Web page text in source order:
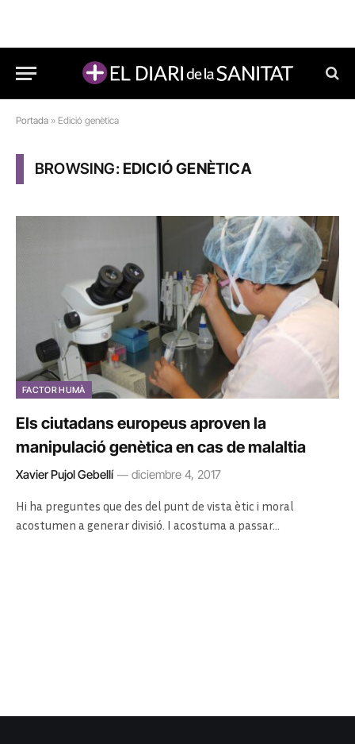
Portada » Edició genètica
BROWSING:EDICIÓ GENÈTICA
FACTOR HUMÀ
Els ciutadans europeus aproven la
manipulació genètica en cas de malaltia
Xavier Pujol Gebellí diciembre 4, 2017
Hi ha preguntes que des del punt de vista ètic i moral
acostumen a generar divisió. I acostuma a passar…